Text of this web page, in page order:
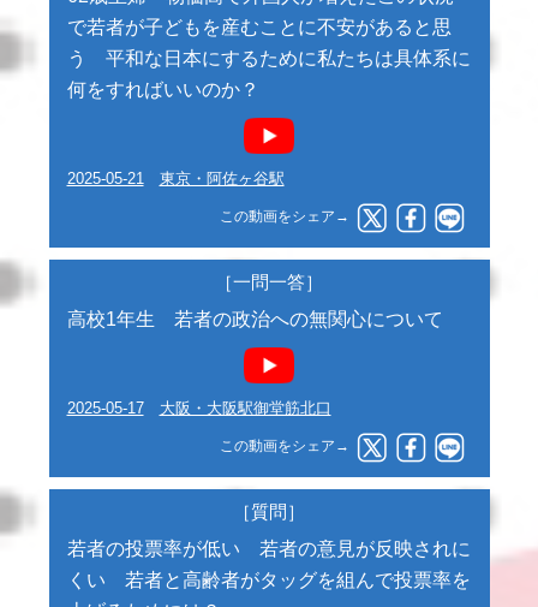
で若者が子どもを産むことに不安があると思
う 平和な日本にするために私たちは具体系に
何をすればいいのか？
2025-05-21 東京・阿佐ヶ谷駅
この動画をシェア→
［一問一答］
高校1年生 若者の政治への無関心について
2025-05-17 大阪・大阪駅御堂筋北口
この動画をシェア→
［質問］
若者の投票率が低い 若者の意見が反映されに
くい 若者と高齢者がタッグを組んで投票率を